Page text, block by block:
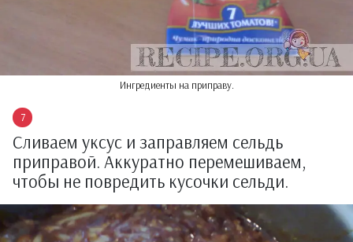
Ингредиенты на приправу.
Сливаем уксус и заправляем сельдь
приправой. Аккуратно перемешиваем,
чтобы не повредить кусочки сельди.